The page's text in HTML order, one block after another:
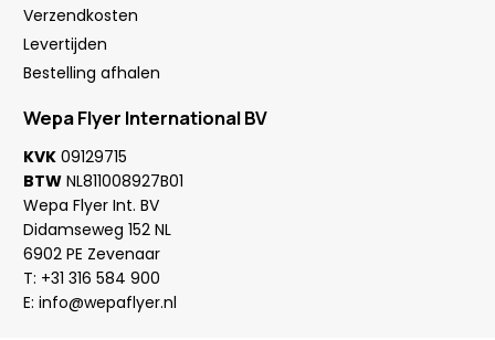
Verzendkosten
Levertijden
Bestelling afhalen
Wepa Flyer International BV
KVK 09129715
BTW NL811008927B01
Wepa Flyer Int. BV
Didamseweg 152 NL
6902 PE Zevenaar
T: +31 316 584 900
E: info@wepaflyer.nl